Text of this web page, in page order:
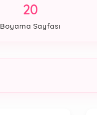
20
Boyama Sayfası